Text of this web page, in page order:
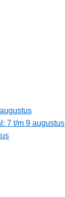
7 t/m 9 augustus